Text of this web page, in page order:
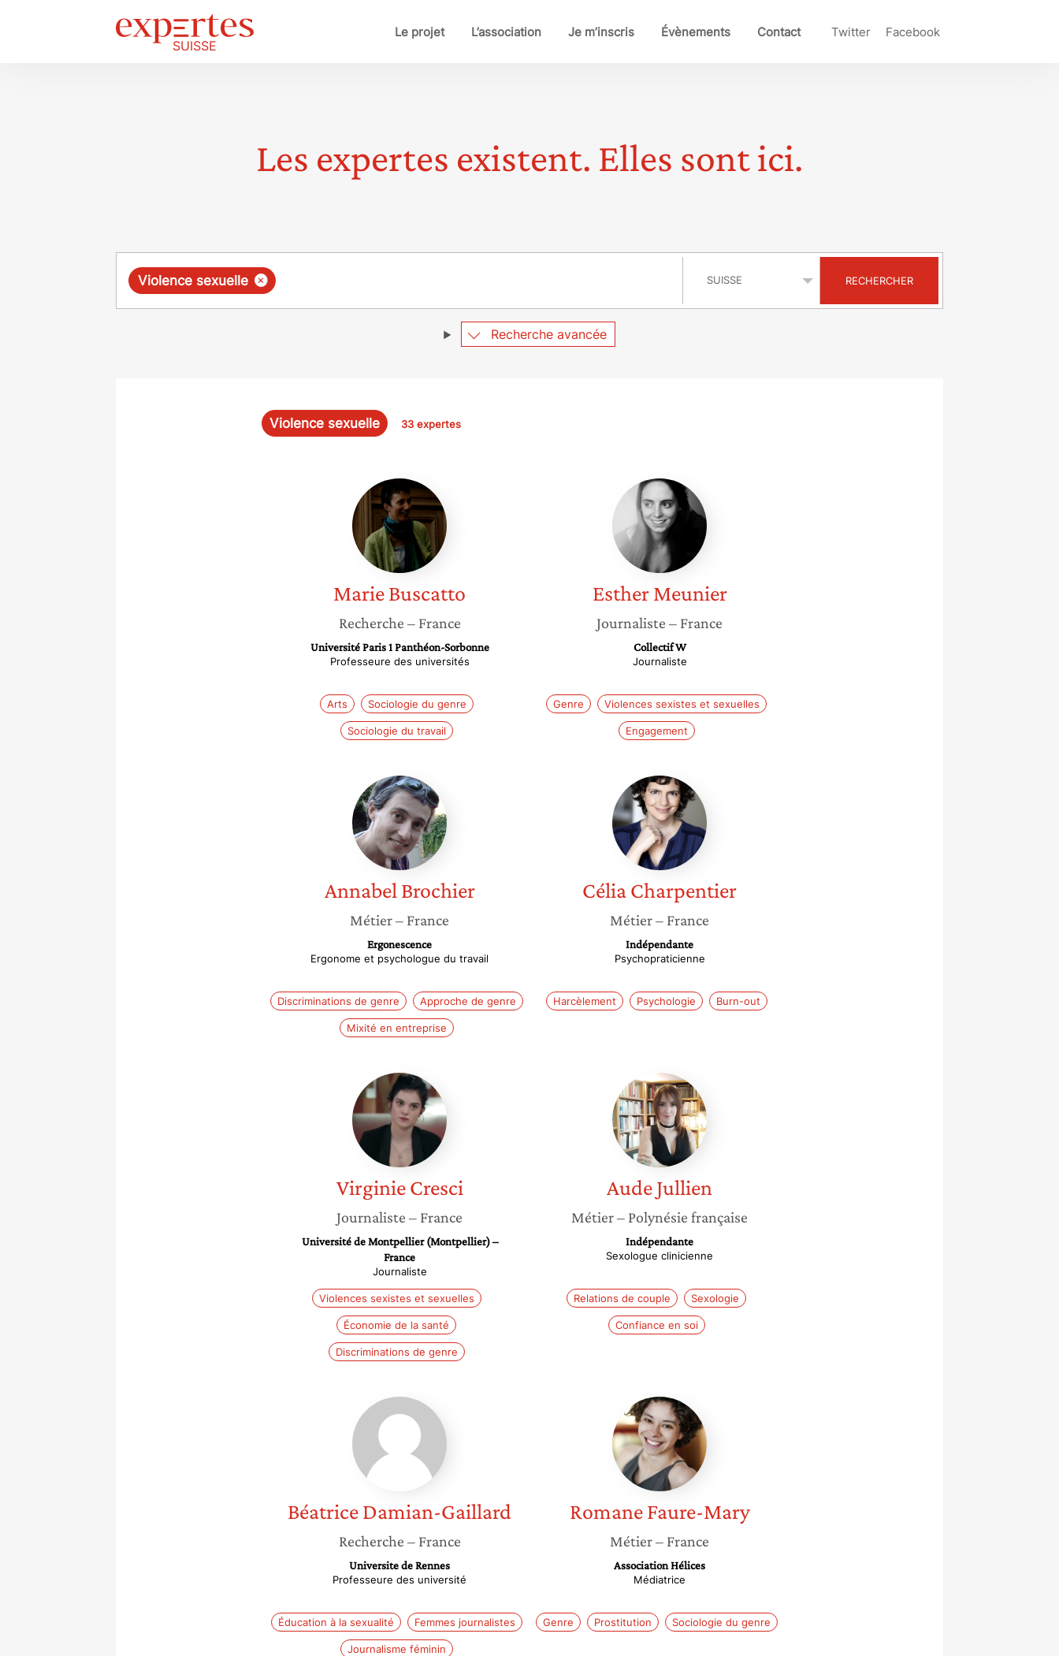
Le projet L’association Je m’inscris Évènements Contact Twitter Facebook
Les expertes existent. Elles sont ici.
Requête ×
Violence sexuelle RECHERCHER
Recherche avancée
Violence sexuelle 33 expertes
Marie
Buscatto
MarieBuscatto
Recherche – France
Université Paris 1 Panthéon-Sorbonne
Professeure des universités
Arts Sociologie du genre
Sociologie du travail
Esther
Meunier
Esther Meunier
Journaliste – France
Collectif W
Journaliste
Genre Violences sexistes et sexuelles
Engagement
Annabel
Brochier
Annabel Brochier
Métier– France
Ergonescence
Ergonome et psychologue du travail
Discriminations de genre Approche de genre
Mixité en entreprise
Célia
Charpentier
CéliaCharpentier
Métier– France
Indépendante
Psychopraticienne
Harcèlement Psychologie Burn-out
Virginie
Cresci
Virginie Cresci
Journaliste – France
Université de Montpellier (Montpellier) –
France
Journaliste
Violences sexistes et sexuelles
Économie de la santé
Discriminations de genre
Aude
Jullien
AudeJullien
Métier– Polynésie française
Indépendante
Sexologue clinicienne
Relations de couple Sexologie
Confiance en soi
Béatrice
Damian-
Gaillard
BéatriceDamian-Gaillard
Recherche – France
Universite de Rennes
Professeure des université
Éducation à la sexualité Femmes journalistes
Journalisme féminin
Romane
Faure-
Mary
Romane Faure-Mary
Métier– France
Association Hélices
Médiatrice
Genre Prostitution Sociologie du genre